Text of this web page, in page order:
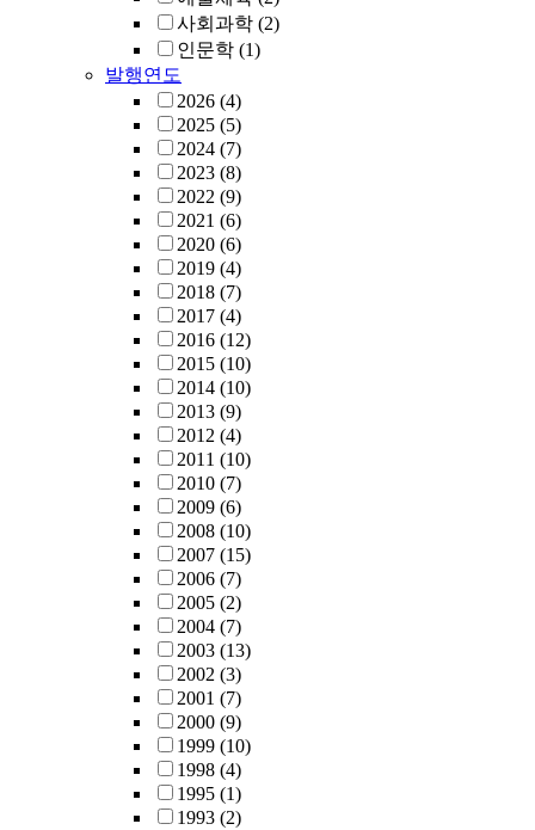
사회과학 (2)
인문학 (1)
발행연도
2026 (4)
2025 (5)
2024 (7)
2023 (8)
2022 (9)
2021 (6)
2020 (6)
2019 (4)
2018 (7)
2017 (4)
2016 (12)
2015 (10)
2014 (10)
2013 (9)
2012 (4)
2011 (10)
2010 (7)
2009 (6)
2008 (10)
2007 (15)
2006 (7)
2005 (2)
2004 (7)
2003 (13)
2002 (3)
2001 (7)
2000 (9)
1999 (10)
1998 (4)
1995 (1)
1993 (2)